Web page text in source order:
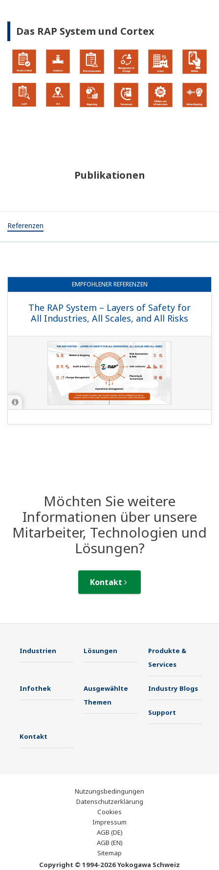
Das RAP System und Cortex
Publikationen
Referenzen
EMPFOHLENER REFERENZEN
The RAP System – Layers of Safety for
All Industries, All Scales, and All Risks
Möchten Sie weitere
Informationen über unsere
Mitarbeiter, Technologien und
Lösungen?
Kontakt
Industrien Lösungen
Produkte &
Services
Infothek
Ausgewählte
Themen
Industry Blogs
Support
Kontakt
Nutzungsbedingungen
Datenschutzerklärung
Cookies
Impressum
AGB (DE)
AGB (EN)
Sitemap
Copyright © 1994-2026 Yokogawa Schweiz